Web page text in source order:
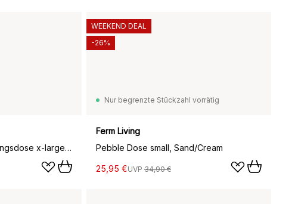
Tin Container Verwahrungsdose x-large, Off white-burgundy-green
Nur begrenzte Stückzahl vorrätig
Ferm Living
Pebble Dose small, Sand/Cream
25,95 €UVP 34,90 €
WEEKEND DEAL
-26%